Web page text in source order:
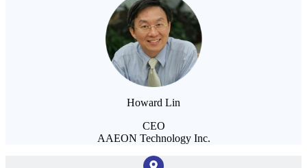
Howard Lin
CEO
AAEON Technology Inc.